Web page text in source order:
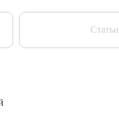
Статьи